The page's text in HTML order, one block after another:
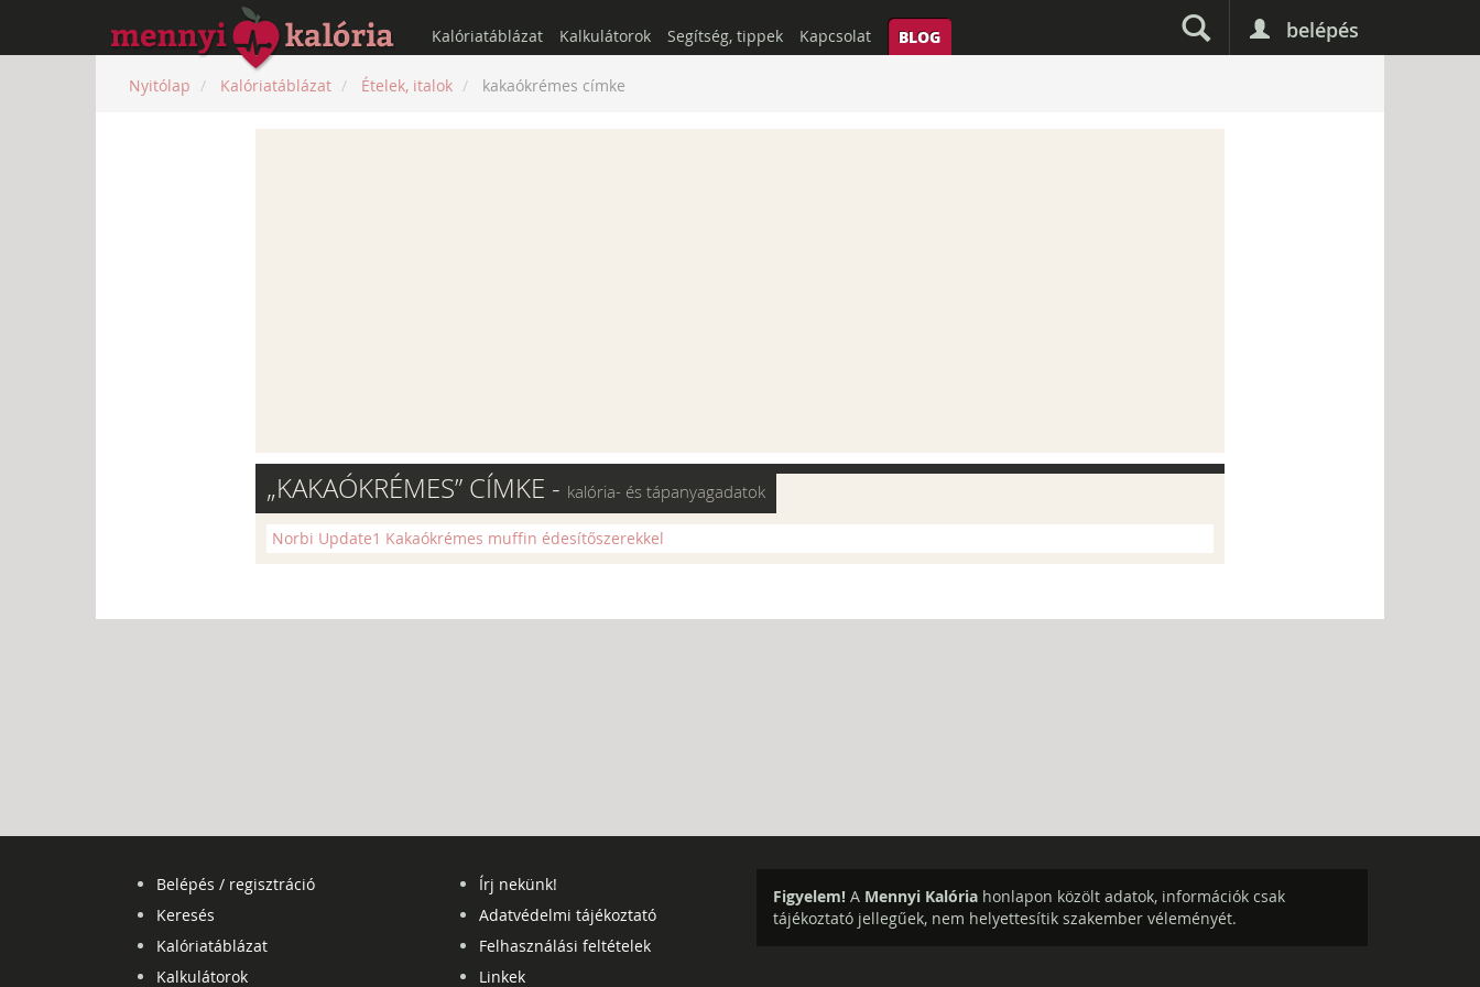
belépés
Kalóriatáblázat Kalkulátorok Segítség, tippek Kapcsolat BLOG
Nyitólap Kalóriatáblázat Ételek, italok kakaókrémes címke
„KAKAÓKRÉMES” CÍMKE - kalória- és tápanyagadatok
Norbi Update1 Kakaókrémes muffin édesítőszerekkel
Belépés / regisztráció
Keresés
Kalóriatáblázat
Kalkulátorok
Írj nekünk!
Adatvédelmi tájékoztató
Felhasználási feltételek
Linkek
Figyelem! A Mennyi Kalória honlapon közölt adatok, információk csak
tájékoztató jellegűek, nem helyettesítik szakember véleményét.